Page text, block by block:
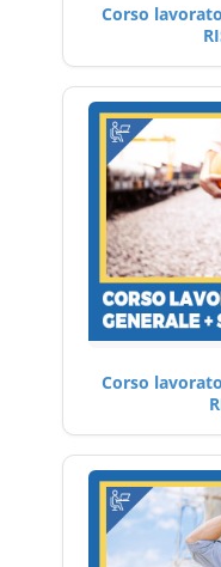
Corso
Corso